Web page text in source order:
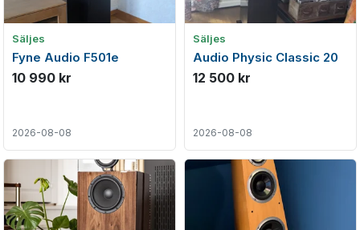
Säljes
Fyne Audio F501e
10 990 kr
2026-08-08
Säljes
Audio Physic Classic 20
12 500 kr
2026-08-08